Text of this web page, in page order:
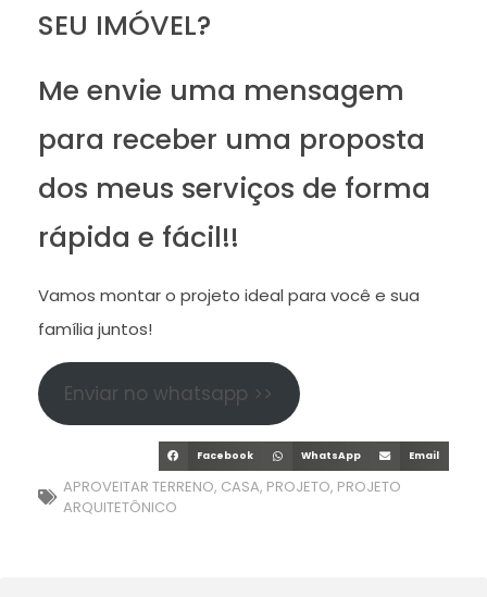
SEU IMÓVEL?
Me envie uma mensagem
para receber uma proposta
dos meus serviços de forma
rápida e fácil!!
Vamos montar o projeto ideal para você e sua
família juntos!
Enviar no whatsapp >>
Facebook WhatsApp Email
APROVEITAR TERRENO, CASA, PROJETO, PROJETO
ARQUITETÔNICO